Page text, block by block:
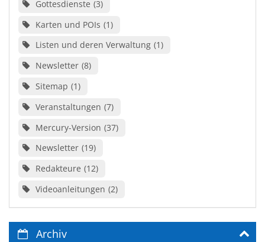
Gottesdienste 3
Karten und POIs 1
Listen und deren Verwaltung 1
Newsletter 8
Sitemap 1
Veranstaltungen 7
Mercury-Version 37
Newsletter 19
Redakteure 12
Videoanleitungen 2
Archiv